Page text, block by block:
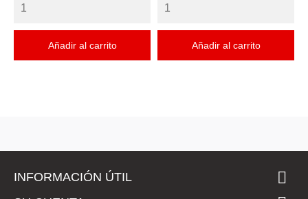
Añadir al carrito Añadir al carrito
INFORMACIÓN ÚTIL 